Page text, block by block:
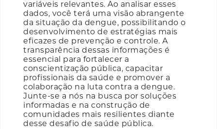
variáveis relevantes. Ao analisar esses
dados, você terá uma visão abrangente
da situação da dengue, possibilitando o
desenvolvimento de estratégias mais
eficazes de prevenção e controle. A
transparência dessas informações é
essencial para fortalecer a
conscientização pública, capacitar
profissionais da saúde e promover a
colaboração na luta contra a dengue.
Junte-se a nós na busca por soluções
informadas e na construção de
comunidades mais resilientes diante
desse desafio de saúde pública.